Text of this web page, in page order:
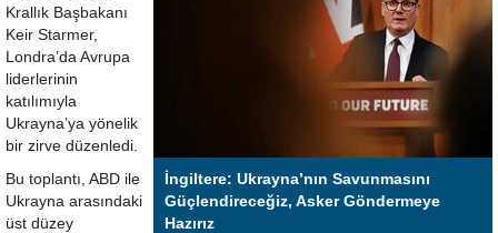
İngiltere: Ukrayna’nın Savunmasını
Güçlendireceğiz, Asker Göndermeye
Hazırız
Krallık Başbakanı
Keir Starmer,
Londra’da Avrupa
liderlerinin
katılımıyla
Ukrayna’ya yönelik
bir zirve düzenledi.
Bu toplantı, ABD ile
Ukrayna arasındaki
üst düzey